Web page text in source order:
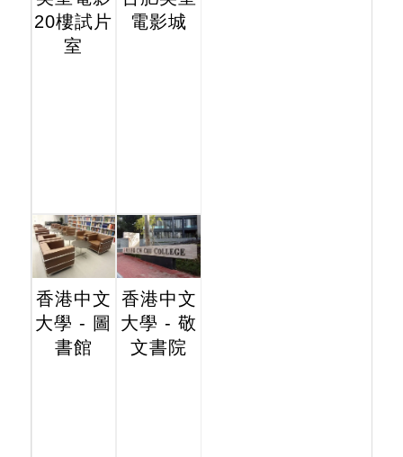
20樓試片
室
電影城
香港中文
大學 - 圖
書館
香港中文
大學 - 敬
文書院